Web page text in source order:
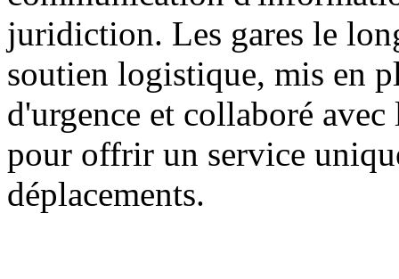
juridiction. Les gares le
soutien logistique, mis en
d'urgence et collaboré
pour offrir un service
déplacements.